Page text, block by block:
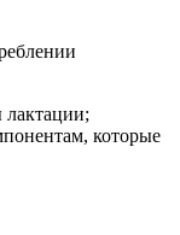
которые